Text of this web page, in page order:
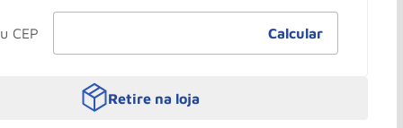
Retire na loja